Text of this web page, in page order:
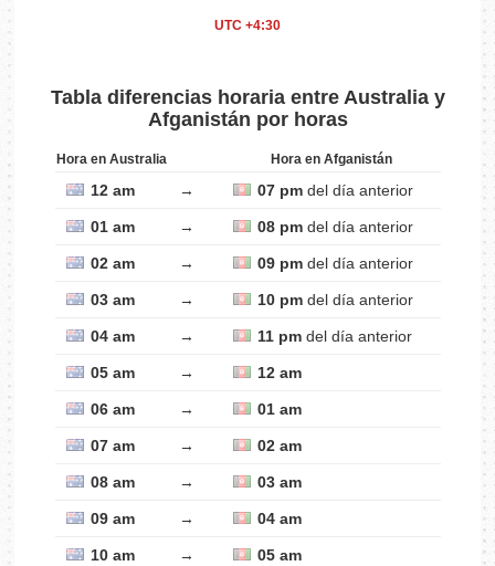
UTC +4:30
Tabla diferencias horaria entre Australia y
Afganistán por horas
Hora en Australia Hora en Afganistán
12 am → 07 pmdel día anterior
01 am → 08 pmdel día anterior
02 am → 09 pmdel día anterior
03 am → 10 pmdel día anterior
04 am → 11 pmdel día anterior
05 am → 12 am
06 am → 01 am
07 am → 02 am
08 am → 03 am
09 am → 04 am
10 am → 05 am